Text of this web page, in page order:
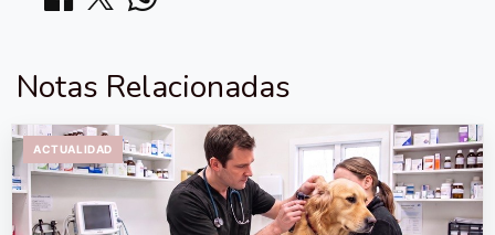
Notas Relacionadas
ACTUALIDAD